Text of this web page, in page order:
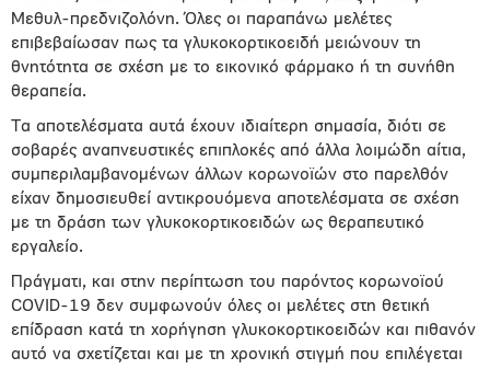
Μεθυλ-πρεδνιζολόνη. Όλες οι παραπάνω μελέτες
επιβεβαίωσαν πως τα γλυκοκορτικοειδή μειώνουν τη
θνητότητα σε σχέση με το εικονικό φάρμακο ή τη συνήθη
θεραπεία.
Τα αποτελέσματα αυτά έχουν ιδιαίτερη σημασία, διότι σε
σοβαρές αναπνευστικές επιπλοκές από άλλα λοιμώδη αίτια,
συμπεριλαμβανομένων άλλων κορωνοϊών στο παρελθόν
είχαν δημοσιευθεί αντικρουόμενα αποτελέσματα σε σχέση
με τη δράση των γλυκοκορτικοειδών ως θεραπευτικό
εργαλείο.
Πράγματι, και στην περίπτωση του παρόντος κορωνοϊού
COVID-19 δεν συμφωνούν όλες οι μελέτες στη θετική
επίδραση κατά τη χορήγηση γλυκοκορτικοειδών και πιθανόν
αυτό να σχετίζεται και με τη χρονική στιγμή που επιλέγεται